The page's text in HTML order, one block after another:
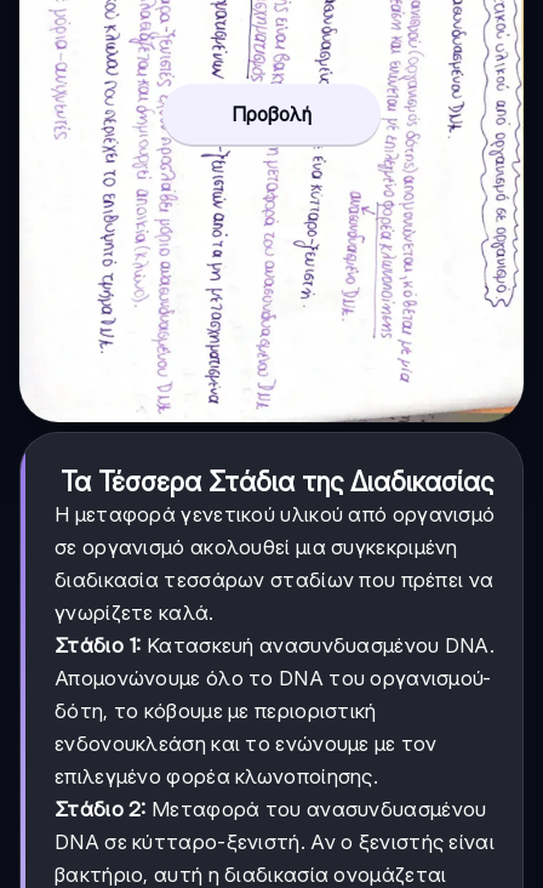
Προβολή
Τα Τέσσερα Στάδια της Διαδικασίας
Η μεταφορά γενετικού υλικού από οργανισμό
σε οργανισμό ακολουθεί μια συγκεκριμένη
διαδικασία τεσσάρων σταδίων που πρέπει να
γνωρίζετε καλά.
Στάδιο 1: Κατασκευή ανασυνδυασμένου DNA.
Απομονώνουμε όλο το DNA του οργανισμού-
δότη, το κόβουμε με περιοριστική
ενδονουκλεάση και το ενώνουμε με τον
επιλεγμένο φορέα κλωνοποίησης.
Στάδιο 2: Μεταφορά του ανασυνδυασμένου
DNA σε κύτταρο-ξενιστή. Αν ο ξενιστής είναι
βακτήριο, αυτή η διαδικασία ονομάζεται